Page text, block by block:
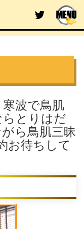
波で鳥肌
とりはだ
ら鳥肌三昧
お待ちして